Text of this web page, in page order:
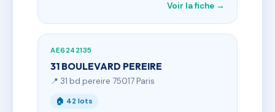
Voir la fiche →
AE6242135
31 BOULEVARD PEREIRE
📍 31 bd pereire 75017 Paris
🏠 42 lots